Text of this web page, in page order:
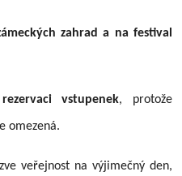
zahrad a na festival
vstupenek, protože
omezená.
veřejnost na výjimečný den,